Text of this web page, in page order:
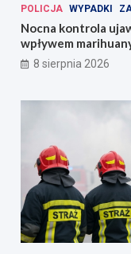
POLICJA WYPADKI
Nocna kontrola
wpływem
8 sierpnia 2026